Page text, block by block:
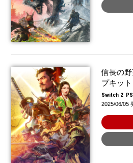
信長の
プキッ
Switch 2
2025/06/05